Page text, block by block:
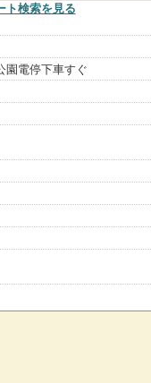
ト検索を見る
園電停下車すぐ